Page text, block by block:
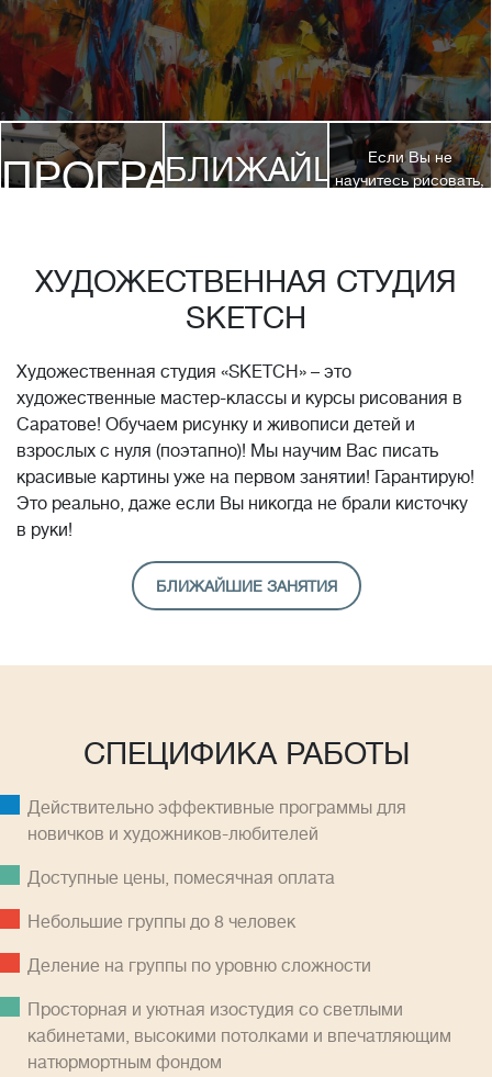
ПРОГРАММЫ
БЛИЖАЙШИЕЕсли Вы не
научитесь рисовать,
стоимость обучения!*
ХУДОЖЕСТВЕННАЯ СТУДИЯ
SKETCH
Художественная студия «SKETCH» – это
художественные мастер-классы и курсы рисования в
Саратове! Обучаем рисунку и живописи детей и
взрослых с нуля (поэтапно)! Мы научим Вас писать
красивые картины уже на первом занятии! Гарантирую!
Это реально, даже если Вы никогда не брали кисточку
в руки!
БЛИЖАЙШИЕ ЗАНЯТИЯ
СПЕЦИФИКА РАБОТЫ
Действительно эффективные программы для
новичков и художников-любителей
Доступные цены, помесячная оплатa
Небольшие группы до 8 человек
Деление на группы по уровню сложности
Просторная и уютная изостудия со светлыми
кабинетами, высокими потолками и впечатляющим
натюрмортным фондом